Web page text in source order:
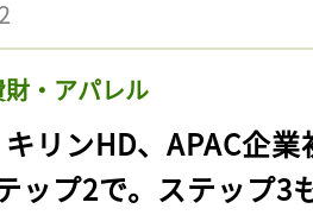
・アパレル
キリンHD、APAC企
ップ2で。ステップ3
会員登録